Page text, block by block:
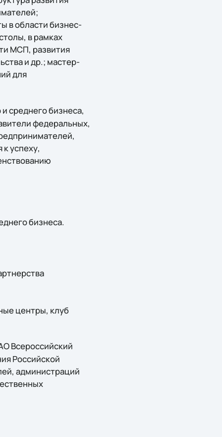
в области бизнес-
в рамках
МСП, развития
и др.; мастер-
для
среднего бизнеса,
федеральных,
успеху,
бизнеса.
центры, клуб
Всероссийский
Российской
администраций